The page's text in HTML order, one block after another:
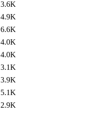
3.6K
4.9K
6.6K
4.0K
4.0K
3.1K
3.9K
5.1K
2.9K